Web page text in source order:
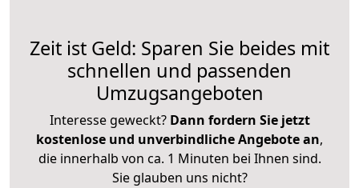
Zeit ist Geld: Sparen Sie beides mit
schnellen und passenden
Umzugsangeboten
Interesse geweckt? Dann fordern Sie jetzt
kostenlose und unverbindliche Angebote an,
die innerhalb von ca. 1 Minuten bei Ihnen sind.
Sie glauben uns nicht?